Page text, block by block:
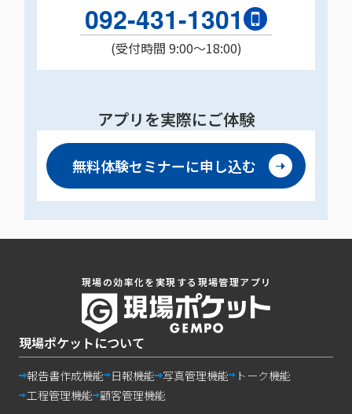
092-431-1301
(受付時間 9:00〜18:00)
アプリを実際にご体験
無料体験セミナーに申し込む
現場の効率化を実現する現場管理アプリ
現場ポケットについて
報告書作成機能 日報機能 写真管理機能
トーク機能
工程管理機能 顧客管理機能